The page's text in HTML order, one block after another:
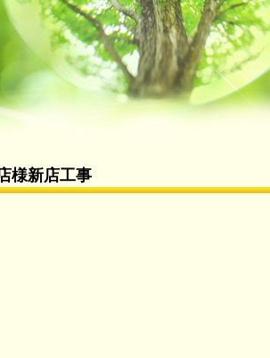
様新店工事